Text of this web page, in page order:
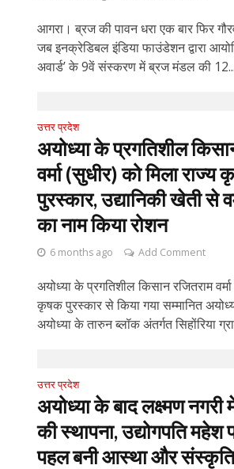
आगरा। ब्रज की पावन धरा एक बार फिर
जब इनक्रेडिबल इंडिया फाउंडेशन द्वारा
अवार्ड’ के 9वें संस्करण में ब्रज मंडल की 12...
उत्तर प्रदेश
अयोध्या के प्रगतिशील
वर्मा (सुधीर) को मिला राज्य
पुरस्कार, उद्यानिकी खेती से
का नाम किया रोशन
6 months ago Add Comment
अयोध्या के प्रगतिशील किसान रजितराम
कृषक पुरस्कार से किया गया सम्मानित
अयोध्या के तारुन ब्लॉक अंतर्गत सिहोंरिया
उत्तर प्रदेश
अयोध्या के बाद लक्ष्मण नगरी
की स्थापना, उद्योगपति महेश
पहल बनी आस्था और